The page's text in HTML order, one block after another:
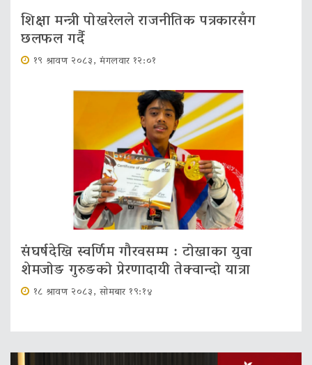
शिक्षा मन्त्री पोखरेलले राजनीतिक पत्रकारसँग
छलफल गर्दै
१९ श्रावण २०८३, मंगलवार १२:०१
संघर्षदेखि स्वर्णिम गौरवसम्म : टोखाका युवा
शेमजोङ गुरुङको प्रेरणादायी तेक्वान्दो यात्रा
१८ श्रावण २०८३, सोमबार १९:१४